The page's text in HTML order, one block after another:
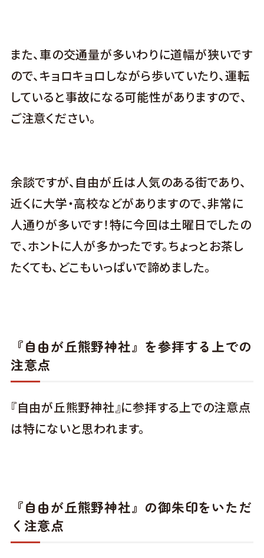
また、車の交通量が多いわりに道幅が狭いです
ので、キョロキョロしながら歩いていたり、運転
していると事故になる可能性がありますので、
ご注意ください。
余談ですが、自由が丘は人気のある街であり、
近くに大学・高校などがありますので、非常に
人通りが多いです！特に今回は土曜日でしたの
で、ホントに人が多かったです。ちょっとお茶し
たくても、どこもいっぱいで諦めました。
『自由が丘熊野神社』を参拝する上での
注意点
『自由が丘熊野神社』に参拝する上での注意点
は特にないと思われます。
『自由が丘熊野神社』の御朱印をいただ
く注意点